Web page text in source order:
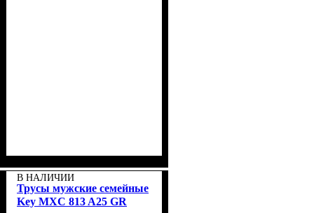
В НАЛИЧИИ
Трусы мужские семейные
Key MXC 813 A25 GR